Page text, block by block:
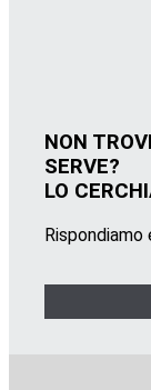
NON
SERVE?
LO
Rispondiamo